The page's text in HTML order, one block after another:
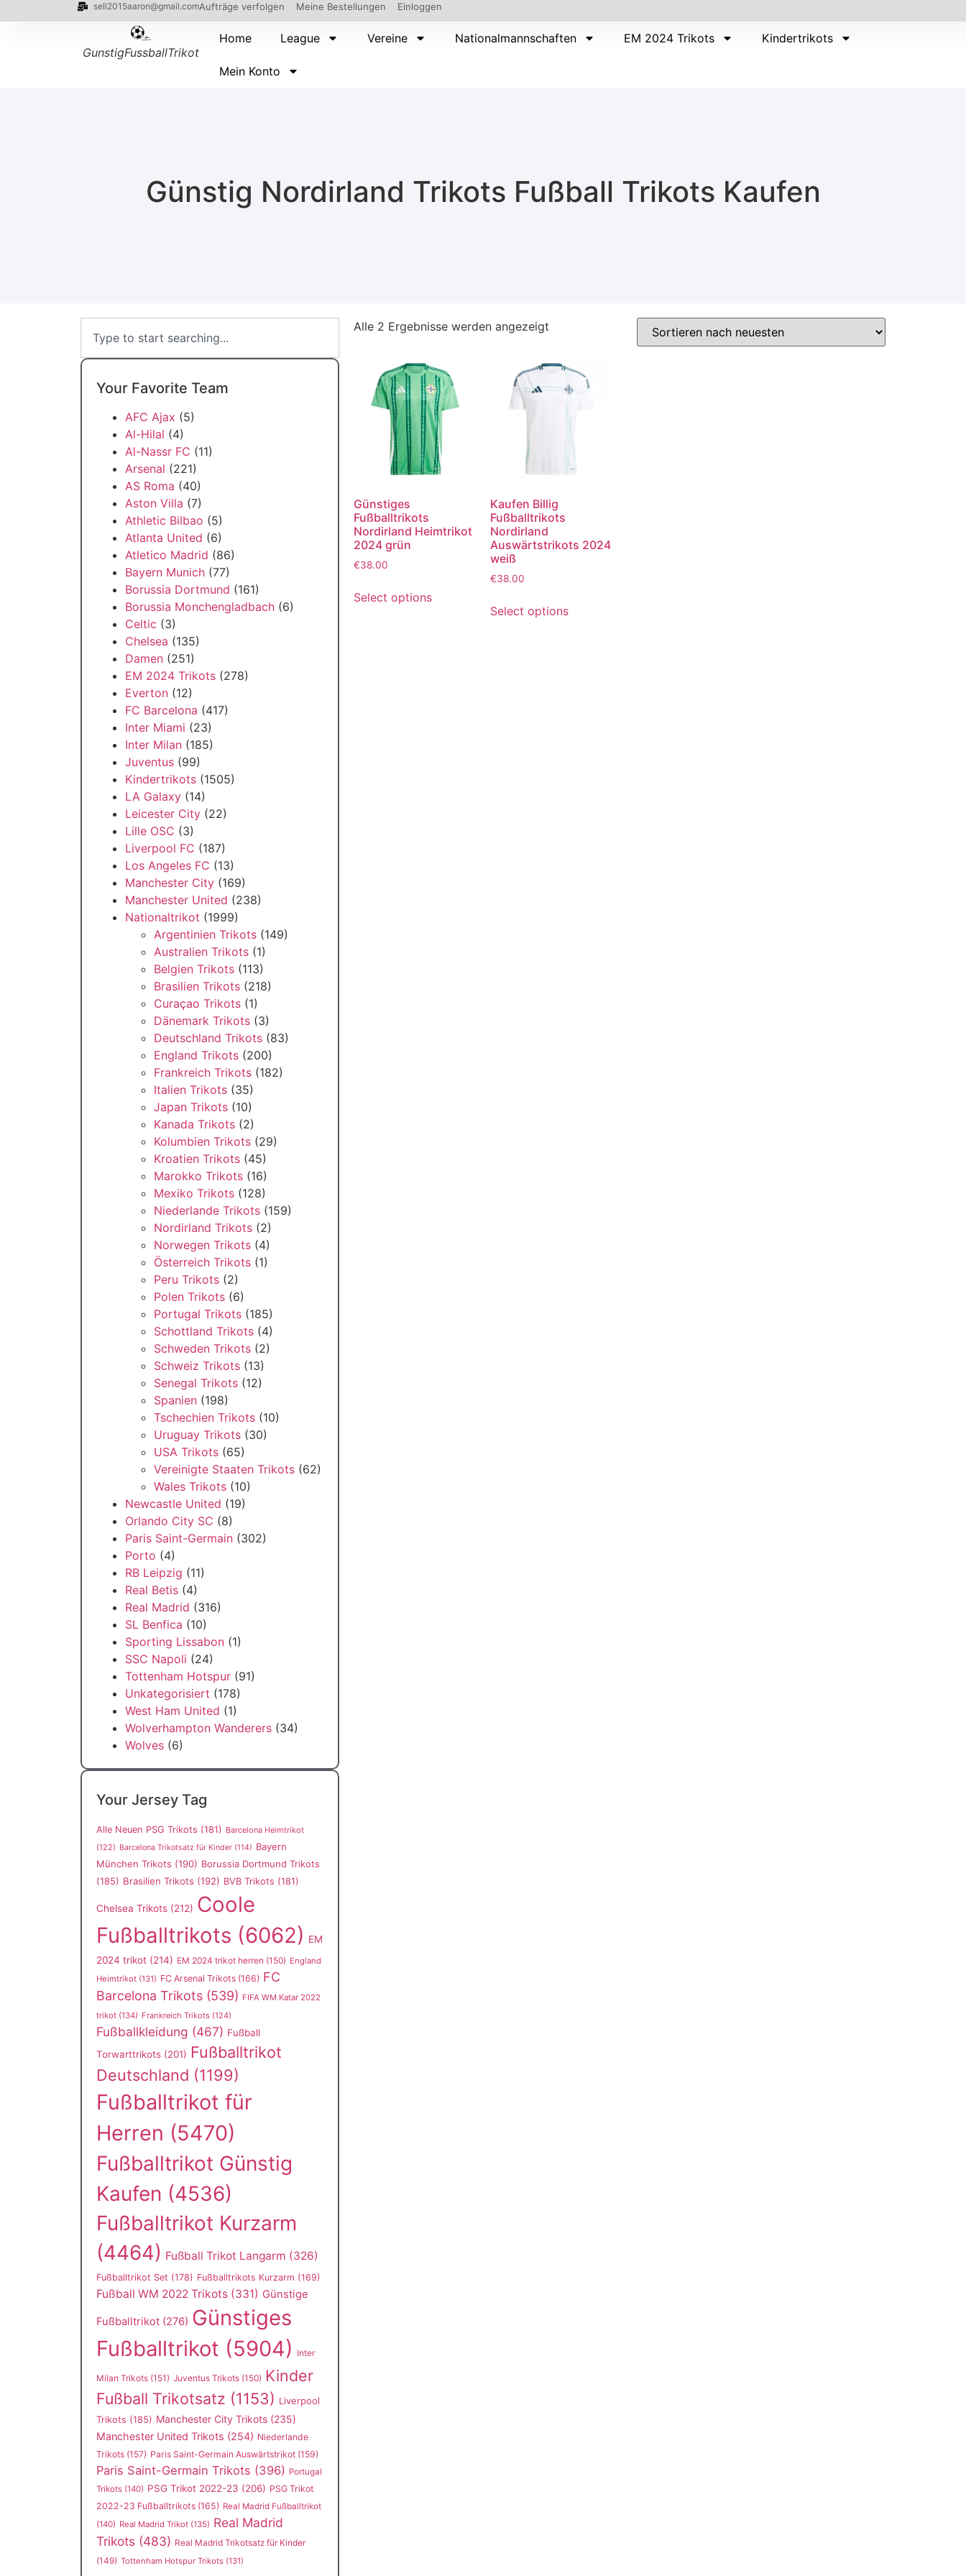
sell2015aaron@gmail.comAufträge verfolgen Meine Bestellungen Einloggen
GunstigFussballTrikot
Home League Vereine Nationalmannschaften EM 2024 Trikots Kindertrikots
Mein Konto
Günstig Nordirland Trikots Fußball Trikots Kaufen
Your Favorite Team
AFC Ajax (5)
Al-Hilal (4)
Al-Nassr FC (11)
Arsenal (221)
AS Roma (40)
Aston Villa (7)
Athletic Bilbao (5)
Atlanta United (6)
Atletico Madrid (86)
Bayern Munich (77)
Borussia Dortmund (161)
Borussia Monchengladbach (6)
Celtic (3)
Chelsea (135)
Damen (251)
EM 2024 Trikots (278)
Everton (12)
FC Barcelona (417)
Inter Miami (23)
Inter Milan (185)
Juventus (99)
Kindertrikots (1505)
LA Galaxy (14)
Leicester City (22)
Lille OSC (3)
Liverpool FC (187)
Los Angeles FC (13)
Manchester City (169)
Manchester United (238)
Nationaltrikot (1999)
Argentinien Trikots (149)
Australien Trikots (1)
Belgien Trikots (113)
Brasilien Trikots (218)
Curaçao Trikots (1)
Dänemark Trikots (3)
Deutschland Trikots (83)
England Trikots (200)
Frankreich Trikots (182)
Italien Trikots (35)
Japan Trikots (10)
Kanada Trikots (2)
Kolumbien Trikots (29)
Kroatien Trikots (45)
Marokko Trikots (16)
Mexiko Trikots (128)
Niederlande Trikots (159)
Nordirland Trikots (2)
Norwegen Trikots (4)
Österreich Trikots (1)
Peru Trikots (2)
Polen Trikots (6)
Portugal Trikots (185)
Schottland Trikots (4)
Schweden Trikots (2)
Schweiz Trikots (13)
Senegal Trikots (12)
Spanien (198)
Tschechien Trikots (10)
Uruguay Trikots (30)
USA Trikots (65)
Vereinigte Staaten Trikots (62)
Wales Trikots (10)
Newcastle United (19)
Orlando City SC (8)
Paris Saint-Germain (302)
Porto (4)
RB Leipzig (11)
Real Betis (4)
Real Madrid (316)
SL Benfica (10)
Sporting Lissabon (1)
SSC Napoli (24)
Tottenham Hotspur (91)
Unkategorisiert (178)
West Ham United (1)
Wolverhampton Wanderers (34)
Wolves (6)
Your Jersey Tag
Alle Neuen PSG Trikots (181) Barcelona Heimtrikot
(122) Barcelona Trikotsatz für Kinder (114) Bayern
München Trikots (190) Borussia Dortmund Trikots
(185) Brasilien Trikots (192) BVB Trikots (181)
Chelsea Trikots (212) Coole
Fußballtrikots (6062) EM
2024 trikot (214) EM 2024 trikot herren (150) England
Heimtrikot (131) FC Arsenal Trikots (166) FC
Barcelona Trikots (539) FIFA WM Katar 2022
trikot (134) Frankreich Trikots (124)
Fußballkleidung (467) Fußball
Torwarttrikots (201) Fußballtrikot
Deutschland (1199)
Fußballtrikot für
Herren (5470)
Fußballtrikot Günstig
Kaufen (4536)
Fußballtrikot Kurzarm
(4464) Fußball Trikot Langarm (326)
Fußballtrikot Set (178) Fußballtrikots Kurzarm (169)
Fußball WM 2022 Trikots (331) Günstige
Fußballtrikot (276) Günstiges
Fußballtrikot (5904) Inter
Milan Trikots (151) Juventus Trikots (150) Kinder
Fußball Trikotsatz (1153) Liverpool
Trikots (185) Manchester City Trikots (235)
Manchester United Trikots (254) Niederlande
Trikots (157) Paris Saint-Germain Auswärtstrikot (159)
Paris Saint-Germain Trikots (396) Portugal
Trikots (140) PSG Trikot 2022-23 (206) PSG Trikot
2022-23 Fußballtrikots (165) Real Madrid Fußballtrikot
(140) Real Madrid Trikot (135) Real Madrid
Trikots (483) Real Madrid Trikotsatz für Kinder
(149) Tottenham Hotspur Trikots (131)
Alle 2 Ergebnisse werden angezeigt
Günstiges
Fußballtrikots
Nordirland Heimtrikot
2024 grün
€38.00
Select options
Kaufen Billig
Fußballtrikots
Nordirland
Auswärtstrikots 2024
weiß
€38.00
Select options